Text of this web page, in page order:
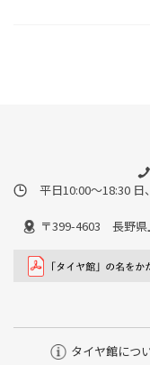
平日10:00～18:30
〒399-4603 長野県
タイヤ館につ